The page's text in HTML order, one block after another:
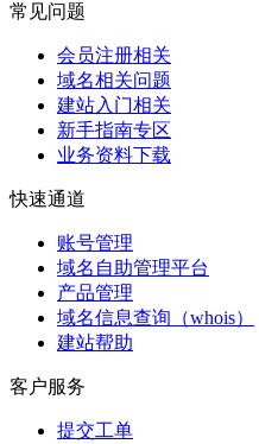
常见问题
会员注册相关
域名相关问题
建站入门相关
新手指南专区
业务资料下载
快速通道
账号管理
域名自助管理平台
产品管理
域名信息查询（whois）
建站帮助
客户服务
提交工单